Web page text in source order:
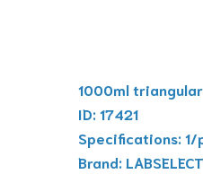
1000ml
ID: 17421
Specifications: 1/
Brand: LABSELECT